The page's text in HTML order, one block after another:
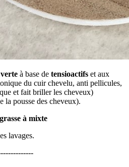
à base de tensioactifs et aux
du cuir chevelu, anti pellicules,
et fait briller les cheveux)
la pousse des cheveux).
grasse à mixte
lavages.